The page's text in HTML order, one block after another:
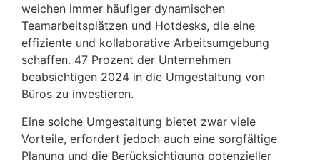
weichen immer häufiger dynamischen
Teamarbeitsplätzen und Hotdesks, die eine
effiziente und kollaborative Arbeitsumgebung
schaffen. 47 Prozent der Unternehmen
beabsichtigen 2024 in die Umgestaltung von
Büros zu investieren.
Eine solche Umgestaltung bietet zwar viele
Vorteile, erfordert jedoch auch eine sorgfältige
Planung und die Berücksichtigung potenzieller